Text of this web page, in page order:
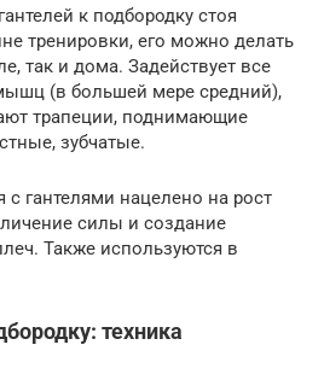
к подбородку стоя
тренировки, его можно делать
так и дома. Задействует все
(в большей мере средний),
трапеции, поднимающие
зубчатые.
с гантелями нацелено на рост
силы и создание
Также используются в
техника